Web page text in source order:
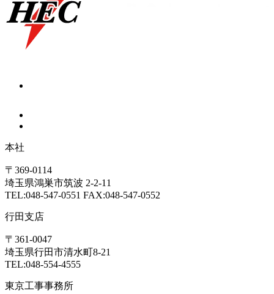
本社
〒369-0114
埼玉県鴻巣市筑波 2-2-11
TEL:048-547-0551 FAX:048-547-0552
行田支店
〒361-0047
埼玉県行田市清水町8-21
TEL:048-554-4555
東京工事事務所